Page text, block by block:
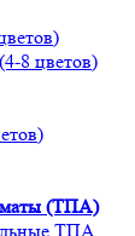
8 цветов)
(ТПА)
ТПА